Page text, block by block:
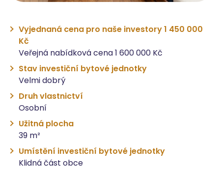
Vyjednaná cena pro naše investory 1 450 000
Kč
Veřejná nabídková cena 1 600 000 Kč
Stav investiční bytové jednotky
Velmi dobrý
Druh vlastnictví
Osobní
Užitná plocha
39 m²
Umístění investiční bytové jednotky
Klidná část obce